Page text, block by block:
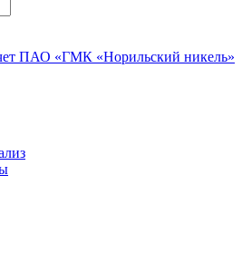
ПАО «ГМК «Норильский никель»